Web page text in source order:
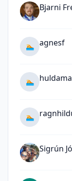
Bjarni
🏊 agnesf
🏊
🏊
Sigrún